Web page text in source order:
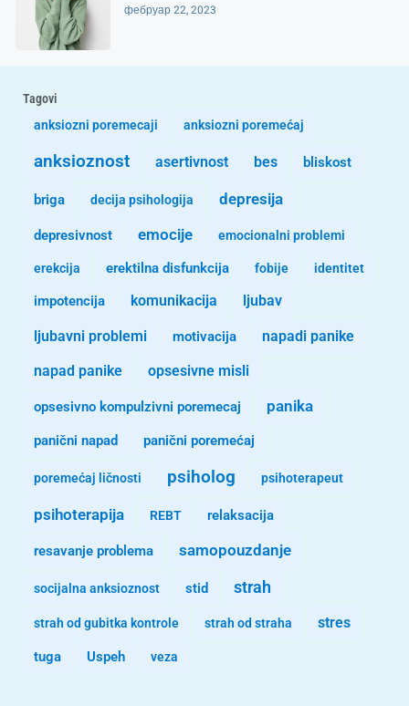
фебруар 22, 2023
Tagovi
anksiozni poremecaji
anksiozni poremećaj
anksioznost asertivnost bes bliskost
briga decija psihologija depresija
depresivnost emocije emocionalni problemi
erekcija erektilna disfunkcija fobije identitet
impotencija komunikacija ljubav
ljubavni problemi motivacija napadi panike
napad panike opsesivne misli
opsesivno kompulzivni poremecaj panika
panični napad panični poremećaj
poremećaj ličnosti psiholog psihoterapeut
psihoterapija REBT relaksacija
resavanje problema samopouzdanje
socijalna anksioznost stid strah
strah od gubitka kontrole strah od straha stres
tuga Uspeh veza